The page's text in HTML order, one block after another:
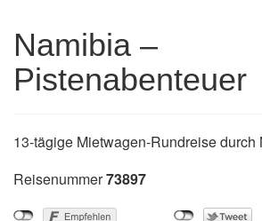
Namibia –
Pistenabenteuer
13-tägige Mietwagen-Rundreise durch
Reisenummer73897